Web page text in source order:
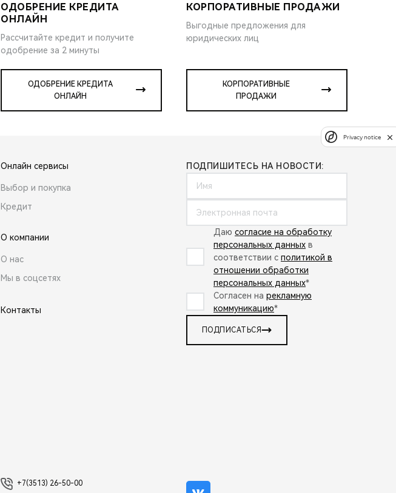
ОДОБРЕНИЕ КРЕДИТА
ОНЛАЙН
Рассчитайте кредит и получите
одобрение за 2 минуты
ОДОБРЕНИЕ КРЕДИТА
ОНЛАЙН
КОРПОРАТИВНЫЕ ПРОДАЖИ
Выгодные предложения для
юридических лиц
КОРПОРАТИВНЫЕ
ПРОДАЖИ
Онлайн сервисы
Выбор и покупка
Кредит
О компании
О нас
Мы в соцсетях
Контакты
ПОДПИШИТЕСЬ НА НОВОСТИ:
Даю согласие на обработку
персональных данных в
соответствии с политикой в
отношении обработки
персональных данных*
Согласен на рекламную
коммуникацию*
ПОДПИСАТЬСЯ
+7(3513) 26-50-00
Privacy notice